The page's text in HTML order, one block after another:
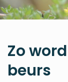
Zo
beurs